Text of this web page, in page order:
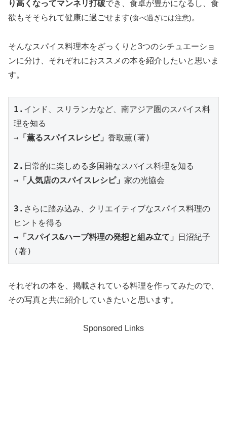
り高くなってマンネリ打破でき、食卓が豊かになるし、食
欲もそそられて健康に過ごせます(食べ過ぎには注意)。
そんなスパイス料理本をざっくりと3つのシチュエーショ
ンに分け、それぞれにおススメの本を紹介したいと思いま
す。
1. インド、スリランカなど、南アジア圏のスパイス料
理を知る
→ 「薫るスパイスレシピ」 香取薫(著)
2. 日常的に楽しめる多国籍なスパイス料理を知る
→ 「人気店のスパイスレシピ」 家の光協会
3. さらに踏み込み、クリエイティブなスパイス料理の
ヒントを得る
→ 「スパイス&ハーブ料理の発想と組み立て」 日沼紀子
(著)
それぞれの本を、掲載されている料理を作ってみたので、
その写真と共に紹介していきたいと思います。
Sponsored Links